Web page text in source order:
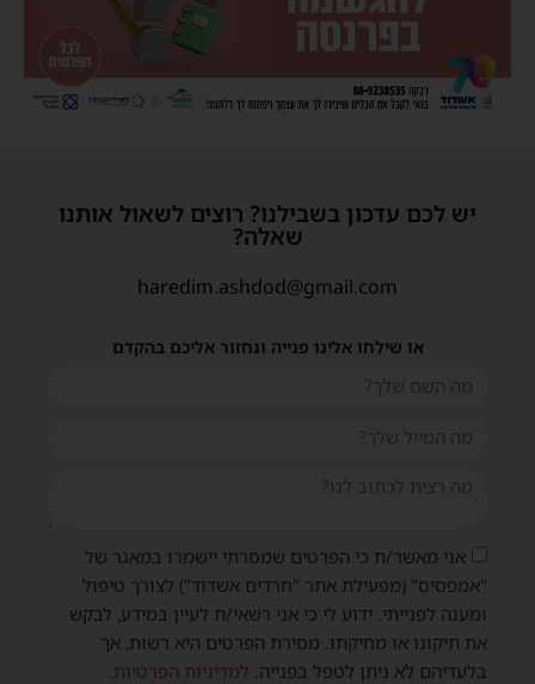
יש לכם עדכון בשבילנו? רוצים לשאול אותנו
שאלה?
haredim.ashdod@gmail.com
או שילחו אלינו פנייה ונחזור אליכם בהקדם
אני מאשר/ת כי הפרטים שמסרתי יישמרו במאגר של
"אמפסיס" (מפעילת אתר "חרדים אשדוד") לצורך טיפול
ומענה לפנייתי. ידוע לי כי אני רשאי/ת לעיין במידע, לבקש
את תיקונו או מחיקתו. מסירת הפרטים היא רשות, אך
בלעדיהם לא ניתן לטפל בפנייה. למדיניות הפרטיות